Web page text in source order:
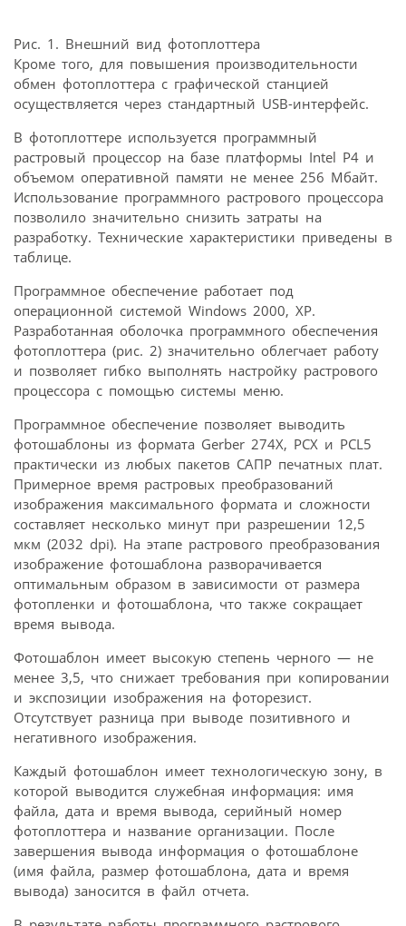
Рис. 1. Внешний вид фотоплоттера
Кроме того, для повышения производительности
обмен фотоплоттера с графической станцией
осуществляется через стандартный USB-интерфейс.
В фотоплоттере используется программный
растровый процессор на базе платформы Intel P4 и
объемом оперативной памяти не менее 256 Мбайт.
Использование программного растрового процессора
позволило значительно снизить затраты на
разработку. Технические характеристики приведены в
таблице.
Программное обеспечение работает под
операционной системой Windows 2000, ХР.
Разработанная оболочка программного обеспечения
фотоплоттера (рис. 2) значительно облегчает работу
и позволяет гибко выполнять настройку растрового
процессора с помощью системы меню.
Программное обеспечение позволяет выводить
фотошаблоны из формата Gerber 274X, PCX и PCL5
практически из любых пакетов САПР печатных плат.
Примерное время растровых преобразований
изображения максимального формата и сложности
составляет несколько минут при разрешении 12,5
мкм (2032 dpi). На этапе растрового преобразования
изображение фотошаблона разворачивается
оптимальным образом в зависимости от размера
фотопленки и фотошаблона, что также сокращает
время вывода.
Фотошаблон имеет высокую степень черного — не
менее 3,5, что снижает требования при копировании
и экспозиции изображения на фоторезист.
Отсутствует разница при выводе позитивного и
негативного изображения.
Каждый фотошаблон имеет технологическую зону, в
которой выводится служебная информация: имя
файла, дата и время вывода, серийный номер
фотоплоттера и название организации. После
завершения вывода информация о фотошаблоне
(имя файла, размер фотошаблона, дата и время
вывода) заносится в файл отчета.